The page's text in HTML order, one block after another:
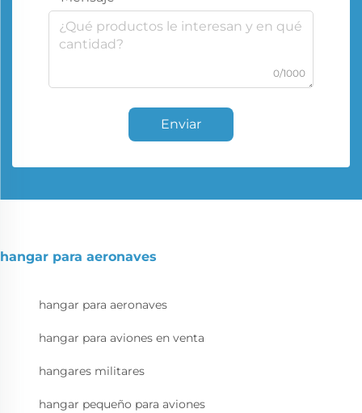
0/1000
Enviar
hangar para aeronaves
hangar para aeronaves
hangar para aviones en venta
hangares militares
hangar pequeño para aviones